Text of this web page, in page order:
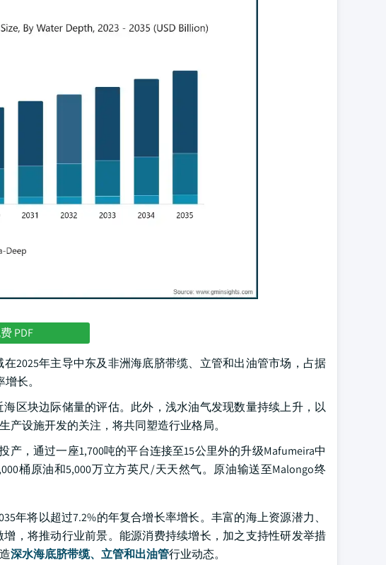
PDF
2025年主导中东及非洲海底脐带缆、立管和出油管市场，占据
长。
区块边际储量的评估。此外，浅水油气发现数量持续上升，以
设施开发的关注，将共同塑造行业格局。
产，通过一座1,700吨的平台连接至15公里外的升级Mafumeira中
桶原油和5,000万立方英尺/天天然气。原油输送至Malongo终
年将以超过7.2%的年复合增长率增长。丰富的海上资源潜力、
，将推动行业前景。能源消费持续增长，加之支持性研发举措
深水海底脐带缆、立管和出油管行业动态。